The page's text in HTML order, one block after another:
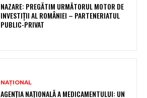
NAZARE: PREGĂTIM URMĂTORUL MOTOR DE
INVESTIȚII AL ROMÂNIEI – PARTENERIATUL
PUBLIC-PRIVAT
NAȚIONAL
AGENȚIA NAȚIONALĂ A MEDICAMENTULUI: UN